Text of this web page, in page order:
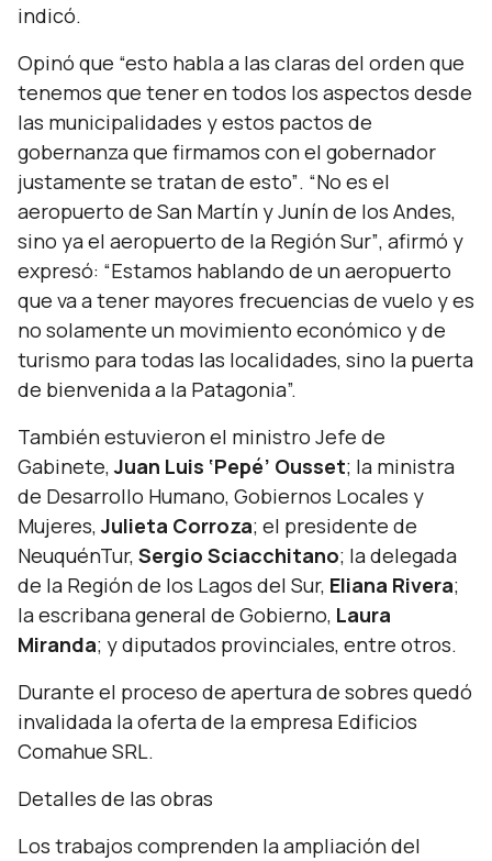
indicó.
Opinó que “esto habla a las claras del orden que
tenemos que tener en todos los aspectos desde
las municipalidades y estos pactos de
gobernanza que firmamos con el gobernador
justamente se tratan de esto”. “No es el
aeropuerto de San Martín y Junín de los Andes,
sino ya el aeropuerto de la Región Sur”, afirmó y
expresó: “Estamos hablando de un aeropuerto
que va a tener mayores frecuencias de vuelo y es
no solamente un movimiento económico y de
turismo para todas las localidades, sino la puerta
de bienvenida a la Patagonia”.
También estuvieron el ministro Jefe de
Gabinete,Juan Luis ‘Pepé’ Ousset; la ministra
de Desarrollo Humano, Gobiernos Locales y
Mujeres,Julieta Corroza; el presidente de
NeuquénTur, Sergio Sciacchitano; la delegada
de la Región de los Lagos del Sur, Eliana Rivera;
la escribana general de Gobierno, Laura
Miranda; y diputados provinciales, entre otros.
Durante el proceso de apertura de sobres quedó
invalidada la oferta de la empresa Edificios
Comahue SRL.
Detalles de las obras
Los trabajos comprenden la ampliación del